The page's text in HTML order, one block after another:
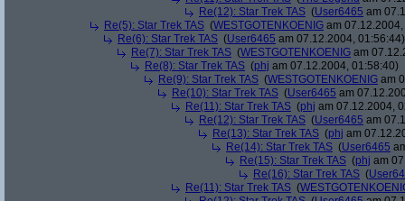
Re(12): Star Trek TAS (User6465 am
Re(5): Star Trek TAS (WESTGOTENKOENIG am
Re(6): Star Trek TAS (User6465 am 07.12.2004, 01:56:44)
Re(7): Star Trek TAS (WESTGOTENKOENIG am
Re(8): Star Trek TAS (phj am 07.12.2004, 01:58:40)
Re(9): Star Trek TAS (WESTGOTENKOENIG am
Re(10): Star Trek TAS (User6465 am
Re(11): Star Trek TAS (phj am 07.12.2004,
Re(12): Star Trek TAS (User6465 am
Re(13): Star Trek TAS (phj am
Re(14): Star Trek TAS (User6465
Re(15): Star Trek TAS (phj am
Re(16): Star Trek TAS (
Re(11): Star Trek TAS (